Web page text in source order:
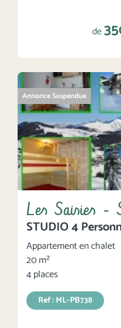
de
Annonce Suspendue
Les Saisies -
STUDIO 4
Appartement en chalet
20 m²
4 places
Ref : ML-PB738